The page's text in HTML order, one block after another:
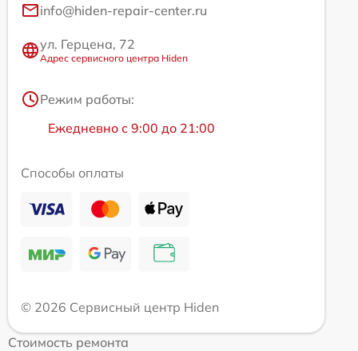
info@hiden-repair-center.ru
ул. Герцена, 72
Адрес сервисного центра Hiden
Режим работы:
Ежедневно с 9:00 до 21:00
Способы оплаты
© 2026 Сервисный центр Hiden
Стоимость ремонта